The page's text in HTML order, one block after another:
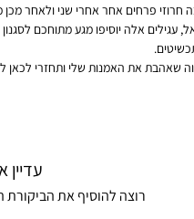
פרחים אחר אחרי שני ולאחר מכן
אלה יוסיפו מגע מתוחכם
שאהבת את האמנות שלי ותחזרי לכאן
עדיין
רוצה להוסיף את